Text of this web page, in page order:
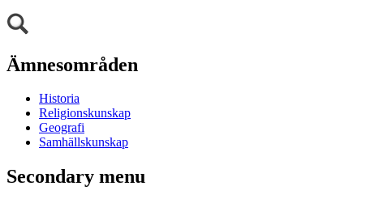
Ämnesområden
Historia
Religionskunskap
Geografi
Samhällskunskap
Secondary menu